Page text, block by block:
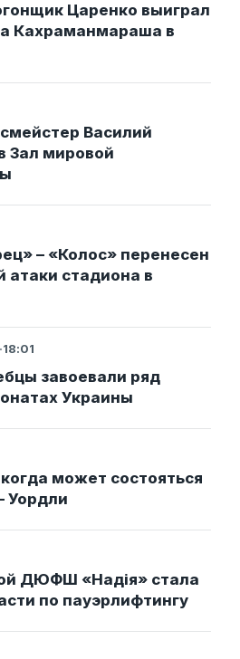
Царенко выиграл
Кахраманмараша в
Василий
Зал мировой
– «Колос» перенесен
атаки стадиона в
·18:01
завоевали ряд
Украины
может состояться
Уордли
ДЮФШ «Надія» стала
по пауэрлифтингу